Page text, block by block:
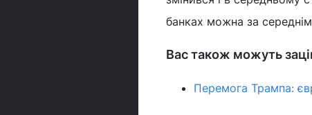
банках можна за
Вас також можуть
Перемога Трампа: